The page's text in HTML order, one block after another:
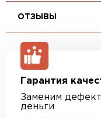
ОТЗЫВЫ
Гарантия
Заменим
деньги